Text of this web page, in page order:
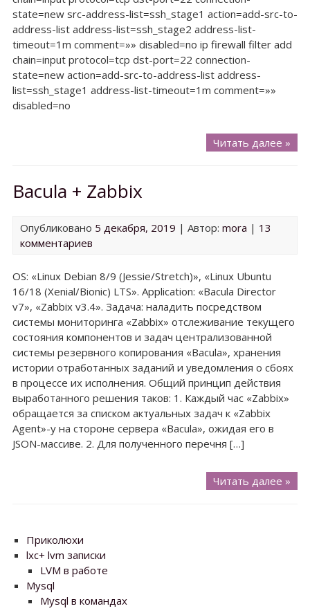
state=new src-address-list=ssh_stage1 action=add-src-to-
address-list address-list=ssh_stage2 address-list-
timeout=1m comment=»» disabled=no ip firewall filter add
chain=input protocol=tcp dst-port=22 connection-
state=new action=add-src-to-address-list address-
list=ssh_stage1 address-list-timeout=1m comment=»»
disabled=no
Читать далее »
Bacula + Zabbix
Опубликовано 5 декабря, 2019 | Автор: mora | 13
комментариев
OS: «Linux Debian 8/9 (Jessie/Stretch)», «Linux Ubuntu
16/18 (Xenial/Bionic) LTS». Application: «Bacula Director
v7», «Zabbix v3.4». Задача: наладить посредством
системы мониторинга «Zabbix» отслеживание текущего
состояния компонентов и задач централизованной
системы резервного копирования «Bacula», хранения
истории отработанных заданий и уведомления о сбоях
в процессе их исполнения. Общий принцип действия
выработанного решения таков: 1. Каждый час «Zabbix»
обращается за списком актуальных задач к «Zabbix
Agent»-у на стороне сервера «Bacula», ожидая его в
JSON-массиве. 2. Для полученного перечня […]
Читать далее »
Приколюхи
lxc+ lvm записки
LVM в работе
Mysql
Mysql в командах